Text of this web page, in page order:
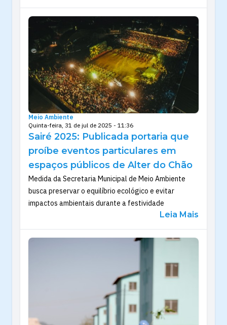
Meio Ambiente
Quinta-feira, 31 de jul de 2025 - 11:36
Sairé 2025: Publicada portaria que
proíbe eventos particulares em
espaços públicos de Alter do Chão
Medida da Secretaria Municipal de Meio Ambiente
busca preservar o equilíbrio ecológico e evitar
impactos ambientais durante a festividade
Leia Mais